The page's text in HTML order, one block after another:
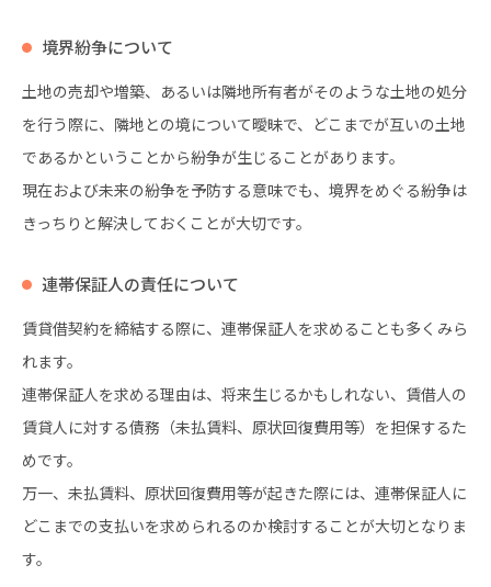
境界紛争について
土地の売却や増築、あるいは隣地所有者がそのような土地の処分
を行う際に、隣地との境について曖昧で、どこまでが互いの土地
であるかということから紛争が生じることがあります。
現在および未来の紛争を予防する意味でも、境界をめぐる紛争は
きっちりと解決しておくことが大切です。
連帯保証人の責任について
賃貸借契約を締結する際に、連帯保証人を求めることも多くみら
れます。
連帯保証人を求める理由は、将来生じるかもしれない、賃借人の
賃貸人に対する債務（未払賃料、原状回復費用等）を担保するた
めです。
万一、未払賃料、原状回復費用等が起きた際には、連帯保証人に
どこまでの支払いを求められるのか検討することが大切となりま
す。